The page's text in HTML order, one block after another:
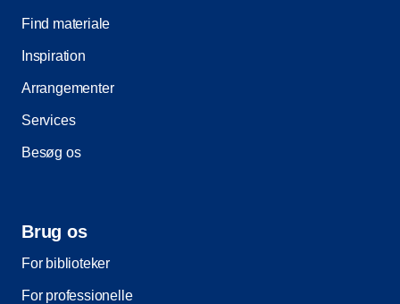
Find materiale
Inspiration
Arrangementer
Services
Besøg os
Brug os
For biblioteker
For professionelle